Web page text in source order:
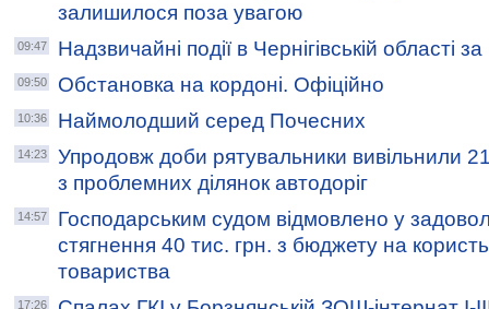
залишилося поза увагою
09:47 Надзвичайні події в Чернігівській області
09:50 Обстановка на кордоні. Офіційно
10:36 Наймолодший серед Почесних
14:23
Упродовж доби рятувальники вивільнили
з проблемних ділянок автодоріг
14:57
Господарським судом відмовлено у
стягнення 40 тис. грн. з бюджету на
товариства
17:26